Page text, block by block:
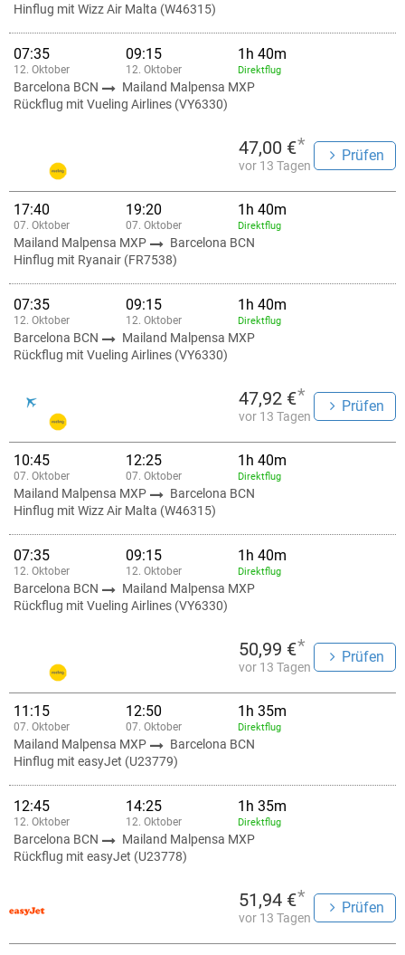
Hinflug mit Wizz Air Malta (W46315)
07:35
12. Oktober
09:15
12. Oktober
1h 40m
Direktflug
Barcelona BCN
Mailand Malpensa MXP
Rückflug mit Vueling Airlines (VY6330)
47,00 €*
vor 13 Tagen
Prüfen
17:40
07. Oktober
19:20
07. Oktober
1h 40m
Direktflug
Mailand Malpensa MXP
Barcelona BCN
Hinflug mit Ryanair (FR7538)
07:35
12. Oktober
09:15
12. Oktober
1h 40m
Direktflug
Barcelona BCN
Mailand Malpensa MXP
Rückflug mit Vueling Airlines (VY6330)
47,92 €*
vor 13 Tagen
Prüfen
10:45
07. Oktober
12:25
07. Oktober
1h 40m
Direktflug
Mailand Malpensa MXP
Barcelona BCN
Hinflug mit Wizz Air Malta (W46315)
07:35
12. Oktober
09:15
12. Oktober
1h 40m
Direktflug
Barcelona BCN
Mailand Malpensa MXP
Rückflug mit Vueling Airlines (VY6330)
50,99 €*
vor 13 Tagen
Prüfen
11:15
07. Oktober
12:50
07. Oktober
1h 35m
Direktflug
Mailand Malpensa MXP
Barcelona BCN
Hinflug mit easyJet (U23779)
12:45
12. Oktober
14:25
12. Oktober
1h 35m
Direktflug
Barcelona BCN
Mailand Malpensa MXP
Rückflug mit easyJet (U23778)
51,94 €*
vor 13 Tagen
Prüfen